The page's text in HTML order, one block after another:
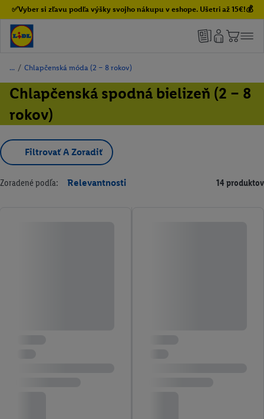
✅Vyber si zľavu podľa výšky svojho nákupu v eshope. Ušetri až 15€!💰
/ Chlapčenská móda (2 – 8 rokov)
Chlapčenská spodná bielizeň (2 – 8
rokov)
Filtrovať A Zoradiť
Zoradené podľa: Relevantnosti 14 produktov